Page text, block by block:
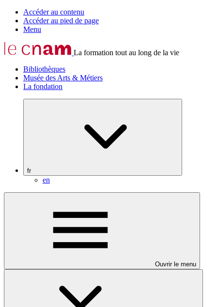
Accéder au contenu
Accéder au pied de page
Menu
La formation tout au long de la vie
Bibliothèques
Musée des Arts & Métiers
La fondation
fr
en
Ouvrir le menu